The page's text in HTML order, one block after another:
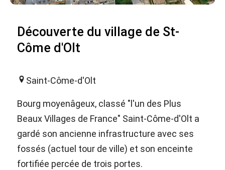
Découverte du village de St-
Côme d'Olt
Saint-Côme-d'Olt
Bourg moyenâgeux, classé "l'un des Plus
Beaux Villages de France" Saint-Côme-d'Olt a
gardé son ancienne infrastructure avec ses
fossés (actuel tour de ville) et son enceinte
fortifiée percée de trois portes.